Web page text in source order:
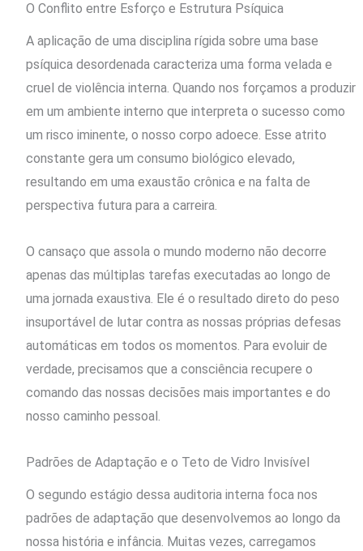
O Conflito entre Esforço e Estrutura Psíquica
A aplicação de uma disciplina rígida sobre uma base
psíquica desordenada caracteriza uma forma velada e
cruel de violência interna. Quando nos forçamos a produzir
em um ambiente interno que interpreta o sucesso como
um risco iminente, o nosso corpo adoece. Esse atrito
constante gera um consumo biológico elevado,
resultando em uma exaustão crônica e na falta de
perspectiva futura para a carreira.
O cansaço que assola o mundo moderno não decorre
apenas das múltiplas tarefas executadas ao longo de
uma jornada exaustiva. Ele é o resultado direto do peso
insuportável de lutar contra as nossas próprias defesas
automáticas em todos os momentos. Para evoluir de
verdade, precisamos que a consciência recupere o
comando das nossas decisões mais importantes e do
nosso caminho pessoal.
Padrões de Adaptação e o Teto de Vidro Invisível
O segundo estágio dessa auditoria interna foca nos
padrões de adaptação que desenvolvemos ao longo da
nossa história e infância. Muitas vezes, carregamos